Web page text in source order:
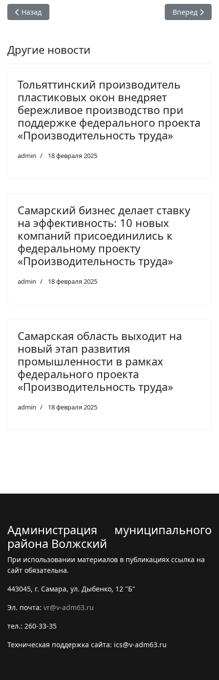
Предыдущий: В Тольятти завершён пилотный проект по
Назад Следующий:
Вперед
Другие новости
Тольяттинский производитель
пластиковых окон внедряет
бережливое производство при
поддержке федерального проекта
«Производительность труда»
admin 18 февраля 2025
Самарский бизнес делает ставку
на эффективность: 10 новых
компаний присоединились к
федеральному проекту
«Производительность труда»
admin 18 февраля 2025
Самарская область выходит на
новый этап развития
промышленности в рамках
федерального проекта
«Производительность труда»
admin 18 февраля 2025
Администрация муниципального
района Волжский
При использовании материалов в публикациях ссылка на
сайт обязательна.
443045, г. Самара, ул. Дыбенко, 12 "Б"
Эл. почта: vr@v-adm63.ru
тел.: 260-33-35
Техническая поддержка сайта: ics@v-adm63.ru